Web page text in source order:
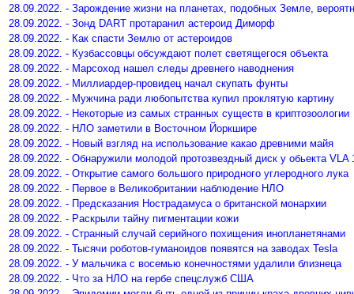
28.09.2022. - Зарождение жизни на планетах, подобных Земле,
28.09.2022. - Зонд DART протаранил астероид Диморф
28.09.2022. - Как спасти Землю от астероидов
28.09.2022. - Кузбассовцы обсуждают полет светящегося объекта
28.09.2022. - Марсоход нашел следы древнего наводнения
28.09.2022. - Миллиардер-провидец начал скупать фунты
28.09.2022. - Мужчина ради любопытства купил проклятую картину
28.09.2022. - Некоторые из самых странных существ в криптозоологии
28.09.2022. - НЛО заметили в Восточном Йоркшире
28.09.2022. - Новый взгляд на использование какао древними майя
28.09.2022. - Обнаружили молодой протозвездный диск у обьекта VLA
28.09.2022. - Открытие самого большого природного углеродного лука
28.09.2022. - Первое в Великобритании наблюдение НЛО
28.09.2022. - Предсказания Нострадамуса о британской монархии
28.09.2022. - Раскрыли тайну пигментации кожи
28.09.2022. - Странный случай серийного похищения инопланетянами
28.09.2022. - Тысячи роботов-гуманоидов появятся на заводах Tesla
28.09.2022. - У мальчика с восемью конечностями удалили близнеца
28.09.2022. - Что за НЛО на гербе спецслужб США